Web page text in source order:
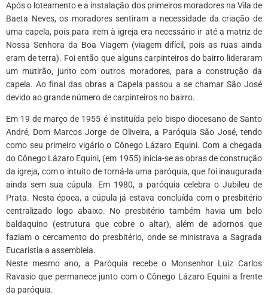
Após o loteamento e a instalação dos primeiros moradores na Vila de
Baeta Neves, os moradores sentiram a necessidade da criação de
uma capela, pois para irem à igreja era necessário ir até a matriz de
Nossa Senhora da Boa Viagem (viagem difícil, pois as ruas ainda
eram de terra). Foi então que alguns carpinteiros do bairro lideraram
um mutirão, junto com outros moradores, para a construção da
capela. Ao final das obras a Capela passou a se chamar São José
devido ao grande número de carpinteiros no bairro.
Em 19 de março de 1955 é instituída pelo bispo diocesano de Santo
André, Dom Marcos Jorge de Oliveira, a Paróquia São José, tendo
como seu primeiro vigário o Cônego Lázaro Equini. Com a chegada
do Cônego Lázaro Equini, (em 1955) inicia-se as obras de construção
da igreja, com o intuito de torná-la uma paróquia, que foi inaugurada
ainda sem sua cúpula. Em 1980, a paróquia celebra o Jubileu de
Prata. Nesta época, a cúpula já estava concluída com o presbitério
centralizado logo abaixo. No presbitério também havia um belo
baldaquino (estrutura que cobre o altar), além de adornos que
faziam o cercamento do presbitério, onde se ministrava a Sagrada
Eucaristia a assembleia.
Neste mesmo ano, a Paróquia recebe o Monsenhor Luiz Carlos
Ravasio que permanece junto com o Cônego Lázaro Equini a frente
da paróquia.